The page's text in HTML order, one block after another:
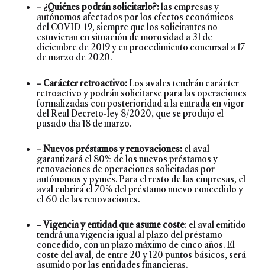
– ¿Quiénes podrán solicitarlo?:las empresas y
autónomos afectados por los efectos económicos
del COVID-19, siempre que los solicitantes no
estuvieran en situación de morosidad a 31 de
diciembre de 2019 y en procedimiento concursal a 17
de marzo de 2020.
– Carácter retroactivo: Los avales tendrán carácter
retroactivo y podrán solicitarse para las operaciones
formalizadas con posterioridad a la entrada en vigor
del Real Decreto-ley 8/2020, que se produjo el
pasado día 18 de marzo.
– Nuevos préstamos y renovaciones: el aval
garantizará el 80% de los nuevos préstamos y
renovaciones de operaciones solicitadas por
autónomos y pymes. Para el resto de las empresas, el
aval cubrirá el 70% del préstamo nuevo concedido y
el 60 de las renovaciones.
– Vigencia y entidad que asume coste: el aval emitido
tendrá una vigencia igual al plazo del préstamo
concedido, con un plazo máximo de cinco años. El
coste del aval, de entre 20 y 120 puntos básicos, será
asumido por las entidades financieras.